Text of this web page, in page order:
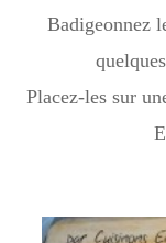
Badigeonnez
quelques
Placez-les sur